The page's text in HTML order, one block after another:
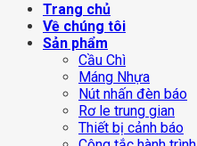
Trang chủ
Về chúng tôi
Sản phẩm
Cầu Chì
Máng Nhựa
Nút nhấn đèn báo
Rơ le trung gian
Thiết bị cảnh báo